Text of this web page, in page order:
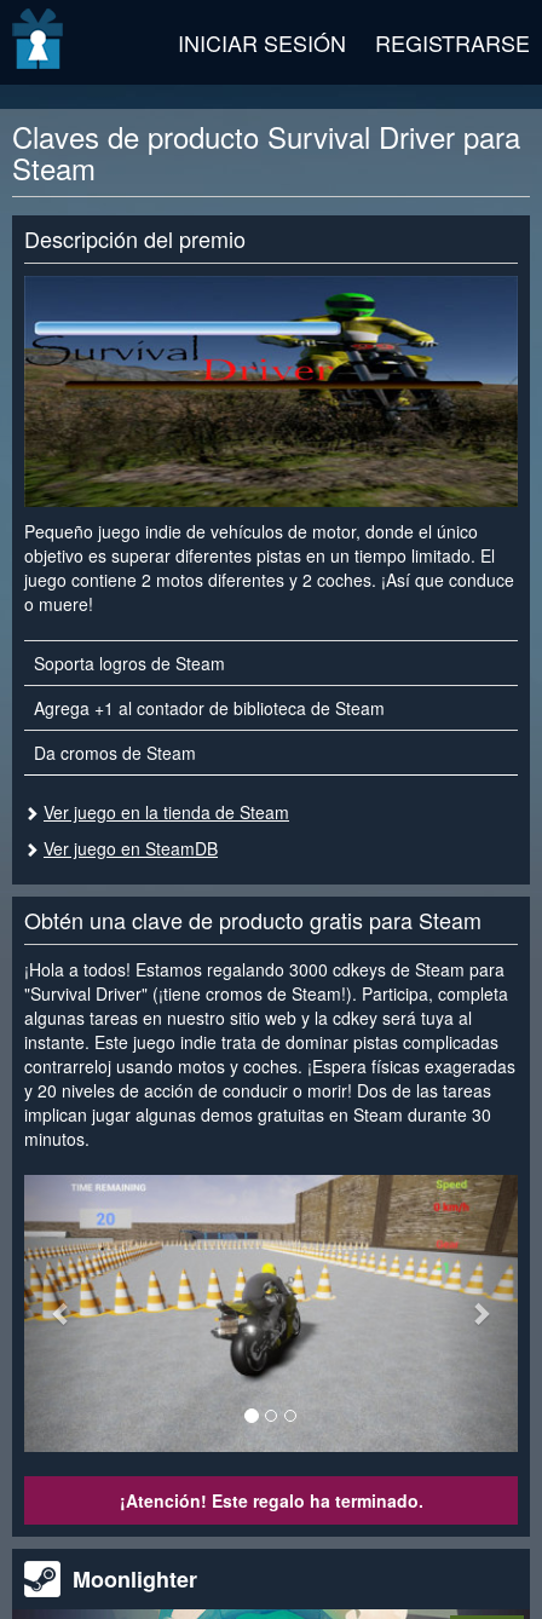
INICIAR SESIÓN REGISTRARSE
Claves de producto Survival Driver para
Steam
Descripción del premio
Pequeño juego indie de vehículos de motor, donde el único
objetivo es superar diferentes pistas en un tiempo limitado. El
juego contiene 2 motos diferentes y 2 coches. ¡Así que conduce
o muere!
Soporta logros de Steam
Agrega +1 al contador de biblioteca de Steam
Da cromos de Steam
Ver juego en la tienda de Steam
Ver juego en SteamDB
Obtén una clave de producto gratis para Steam
¡Hola a todos! Estamos regalando 3000 cdkeys de Steam para
"Survival Driver" (¡tiene cromos de Steam!). Participa, completa
algunas tareas en nuestro sitio web y la cdkey será tuya al
instante. Este juego indie trata de dominar pistas complicadas
contrarreloj usando motos y coches. ¡Espera físicas exageradas
y 20 niveles de acción de conducir o morir! Dos de las tareas
implican jugar algunas demos gratuitas en Steam durante 30
minutos.
< >
¡Atención! Este regalo ha terminado.
Moonlighter